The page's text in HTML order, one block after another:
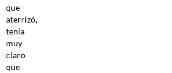
que
aterrizó,
tenía
muy
claro
que